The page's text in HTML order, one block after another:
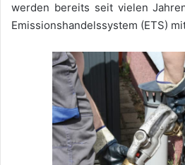
werden bereits seit vielen
Emissionshandelssystem (ETS)